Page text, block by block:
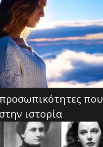
προσωπικότητες που
ιστορία